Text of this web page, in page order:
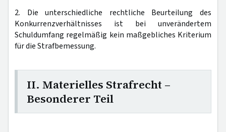
2. Die unterschiedliche rechtliche Beurteilung des
Konkurrenzverhältnisses ist bei unverändertem
Schuldumfang regelmäßig kein maßgebliches Kriterium
für die Strafbemessung.
II. Materielles Strafrecht –
Besonderer Teil